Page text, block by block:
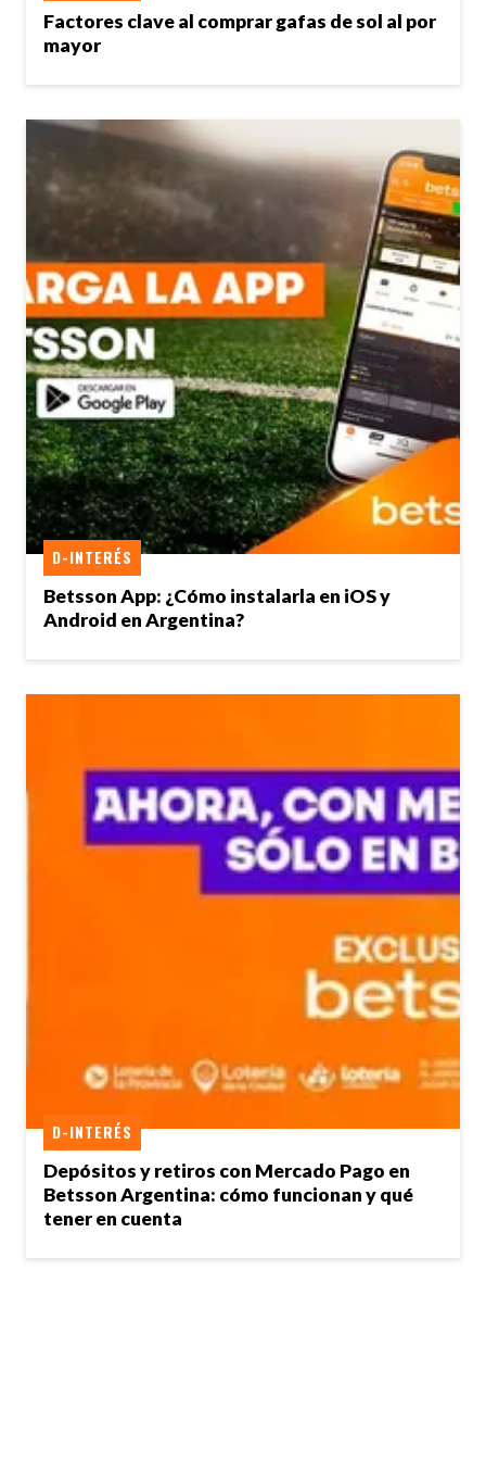
Factores clave al comprar gafas de sol al por
mayor
Betsson App: ¿Cómo instalarla en iOS y
Android en Argentina?
D-INTERÉS
Depósitos y retiros con Mercado Pago en
Betsson Argentina: cómo funcionan y qué
tener en cuenta
D-INTERÉS